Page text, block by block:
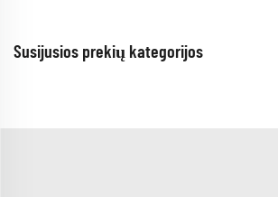
Susijusios prekių kategorijos